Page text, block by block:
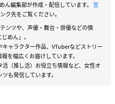
ん編集部が作成・配信しています。 宮
ク先をご覧ください。
ンツや、声優・舞台・俳優などの情
めん」。
ャラクター作品、VTuberなどストリー
を幅広くお届けしています。
（推し活）お役立ち情報など、女性オ
も発信しています。